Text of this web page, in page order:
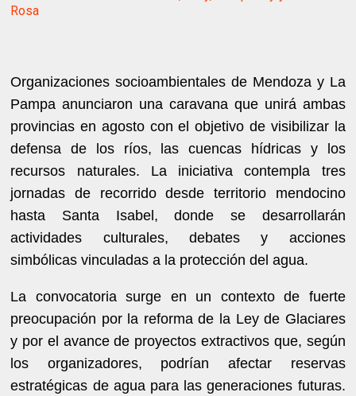
Rosa
Organizaciones socioambientales de Mendoza y La
Pampa anunciaron una caravana que unirá ambas
provincias en agosto con el objetivo de visibilizar la
defensa de los ríos, las cuencas hídricas y los
recursos naturales. La iniciativa contempla tres
jornadas de recorrido desde territorio mendocino
hasta Santa Isabel, donde se desarrollarán
actividades culturales, debates y acciones
simbólicas vinculadas a la protección del agua.
La convocatoria surge en un contexto de fuerte
preocupación por la reforma de la Ley de Glaciares
y por el avance de proyectos extractivos que, según
los organizadores, podrían afectar reservas
estratégicas de agua para las generaciones futuras.